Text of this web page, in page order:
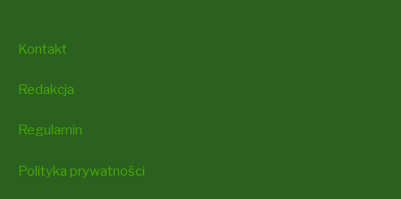
Kontakt
Redakcja
Regulamin
Polityka prywatności